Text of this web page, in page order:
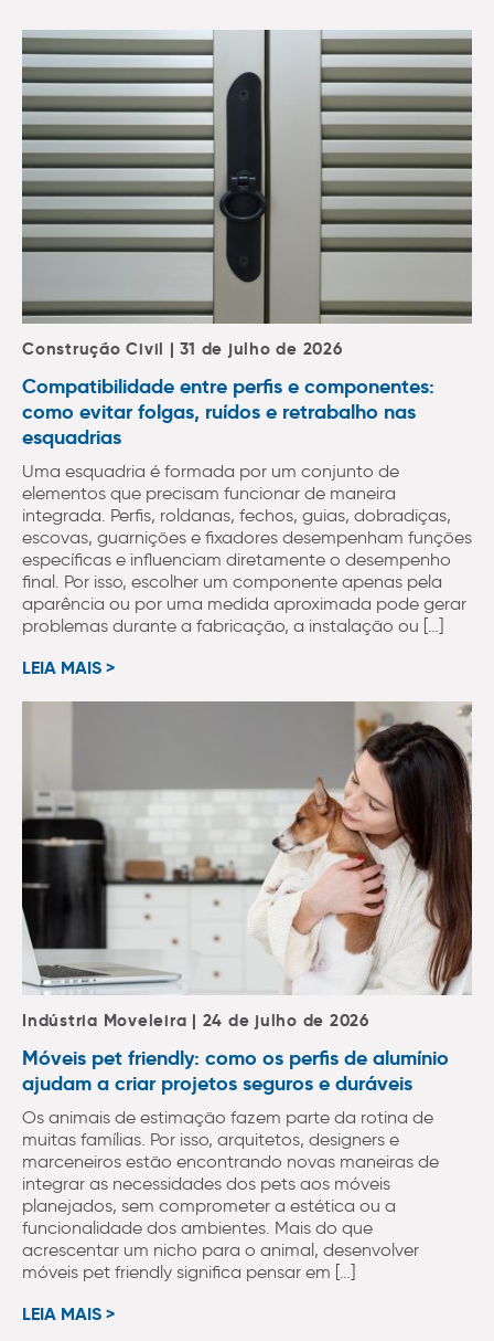
Construção Civil | 31 de julho de 2026
Compatibilidade entre perfis e componentes:
como evitar folgas, ruídos e retrabalho nas
esquadrias
Uma esquadria é formada por um conjunto de
elementos que precisam funcionar de maneira
integrada. Perfis, roldanas, fechos, guias, dobradiças,
escovas, guarnições e fixadores desempenham funções
específicas e influenciam diretamente o desempenho
final. Por isso, escolher um componente apenas pela
aparência ou por uma medida aproximada pode gerar
problemas durante a fabricação, a instalação ou […]
LEIA MAIS >
Indústria Moveleira | 24 de julho de 2026
Móveis pet friendly: como os perfis de alumínio
ajudam a criar projetos seguros e duráveis
Os animais de estimação fazem parte da rotina de
muitas famílias. Por isso, arquitetos, designers e
marceneiros estão encontrando novas maneiras de
integrar as necessidades dos pets aos móveis
planejados, sem comprometer a estética ou a
funcionalidade dos ambientes. Mais do que
acrescentar um nicho para o animal, desenvolver
móveis pet friendly significa pensar em […]
LEIA MAIS >